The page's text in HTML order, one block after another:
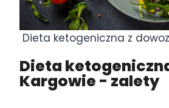
Dieta ketogeniczna z
Dieta
Kargowie - zalety